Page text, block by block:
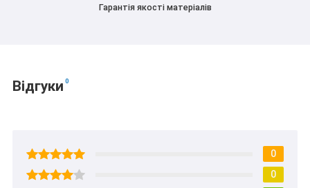
Гарантія якості матеріалів
Відгуки 0
0
0